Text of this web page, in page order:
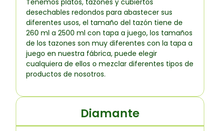
desechables redondos para abastecer sus
diferentes usos, el tamaño del tazón tiene de
260 ml a 2500 ml con tapa a juego, los tamaños
de los tazones son muy diferentes con la tapa a
juego en nuestra fábrica, puede elegir
cualquiera de ellos o mezclar diferentes tipos de
productos de nosotros.
Diamante